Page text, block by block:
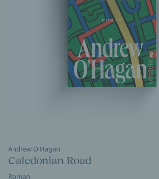
Andrew O'Hagan
Caledonian Road
Roman